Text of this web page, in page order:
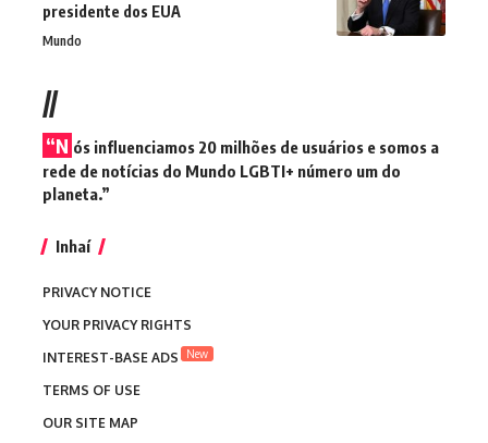
presidente dos EUA
Mundo
//
“N ós influenciamos 20 milhões de usuários e somos a
rede de notícias do Mundo LGBTI+ número um do
planeta.”
Inhaí
PRIVACY NOTICE
YOUR PRIVACY RIGHTS
INTEREST-BASE ADS
New
TERMS OF USE
OUR SITE MAP